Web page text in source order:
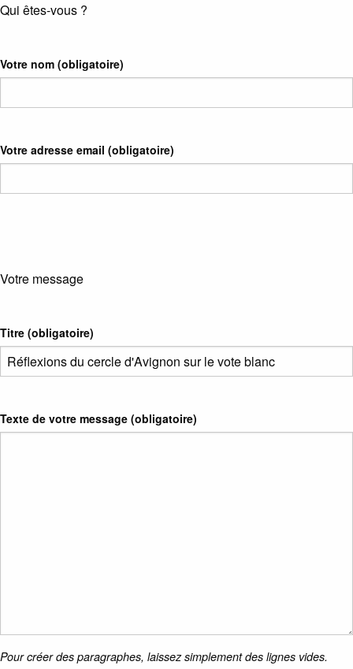
Qui êtes-vous ?
Votre nom (obligatoire)
Votre adresse email (obligatoire)
Votre message
Titre (obligatoire)
Texte de votre message (obligatoire)
Pour créer des paragraphes, laissez simplement des lignes vides.